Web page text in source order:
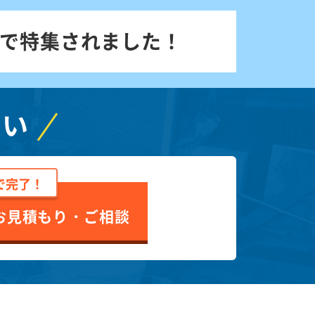
特集されました！
完了！
見積もり・ご相談